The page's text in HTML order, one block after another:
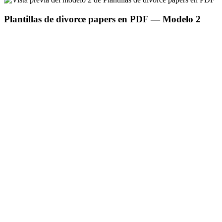
Plantillas de divorce papers en PDF— Modelo 2